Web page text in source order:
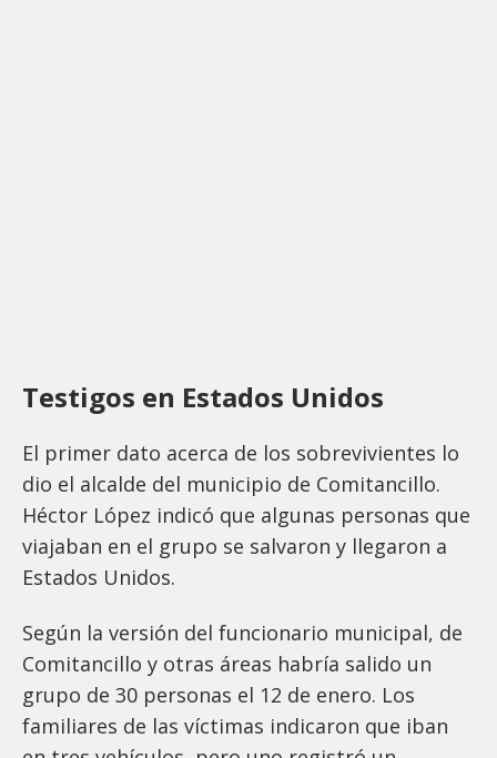
Testigos en Estados Unidos
El primer dato acerca de los sobrevivientes lo
dio el alcalde del municipio de Comitancillo.
Héctor López indicó que algunas personas que
viajaban en el grupo se salvaron y llegaron a
Estados Unidos.
Según la versión del funcionario municipal, de
Comitancillo y otras áreas habría salido un
grupo de 30 personas el 12 de enero. Los
familiares de las víctimas indicaron que iban